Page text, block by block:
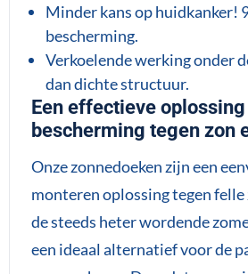
Minder kans op huidkanker!
bescherming.
Verkoelende werking onder
dan dichte structuur.
Een effectieve
bescherming tegen zon
Onze zonnedoeken zijn een
monteren oplossing tegen
de steeds heter wordende
een ideaal alternatief voor de